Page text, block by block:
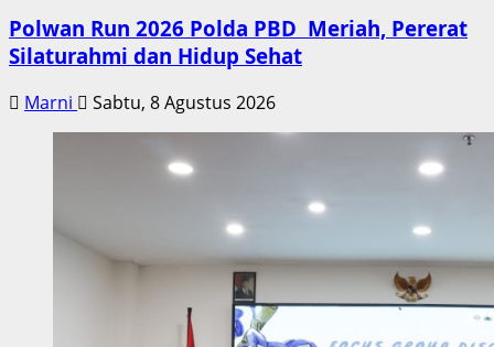
Polwan Run 2026 Polda PBD Meriah, Pererat
Silaturahmi dan Hidup Sehat
Marni Sabtu, 8 Agustus 2026